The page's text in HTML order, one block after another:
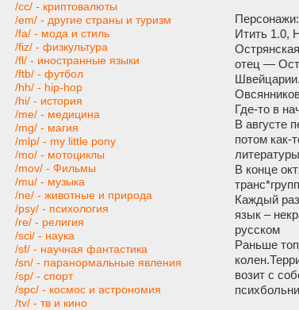
/cc/ - криптовалюты
/em/ - другие страны и туризм
/fa/ - мода и стиль
/fiz/ - физкультура
/fl/ - иностранные языки
/ftb/ - футбол
/hh/ - hip-hop
/hi/ - история
/me/ - медицина
/mg/ - магия
/mlp/ - my little pony
/mo/ - мотоциклы
/mov/ - Фильмы
/mu/ - музыка
/ne/ - животные и природа
/psy/ - психология
/re/ - религия
/sci/ - наука
/sf/ - научная фантастика
/sn/ - паранормальные явления
/sp/ - спорт
/spc/ - космос и астрономия
/tv/ - тв и кино
Персонажи:
Итить 1.0,
отец —
Где-то в
В августе
потом как-
В конце
Каждый
язык –
русском
Раньше
возит с